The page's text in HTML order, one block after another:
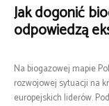
Jak dogonić
odpowiedzą
Na biogazowej mapie
rozwojowej sytuacji na
europejskich liderów.